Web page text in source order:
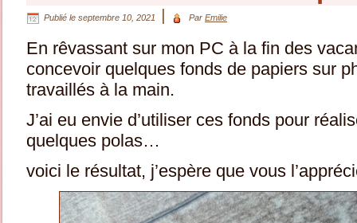
Publié le septembre 10, 2021 Par Emilie
En rêvassant sur mon PC à la fin des
concevoir quelques fonds de papiers sur
travaillés à la main.
J’ai eu envie d’utiliser ces fonds pour
quelques polas…
voici le résultat, j’espère que vous